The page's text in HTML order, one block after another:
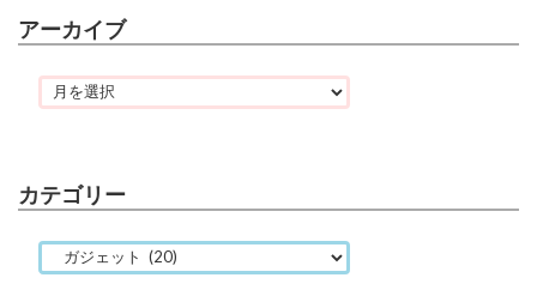
アーカイブ
カテゴリー